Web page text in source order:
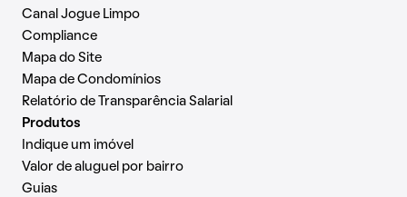
Canal Jogue Limpo
Compliance
Mapa do Site
Mapa de Condomínios
Relatório de Transparência Salarial
Produtos
Indique um imóvel
Valor de aluguel por bairro
Guias